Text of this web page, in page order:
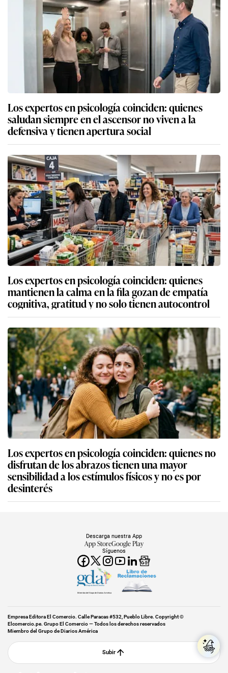
Los expertos en psicología coinciden: quienes
saludan siempre en el ascensor no viven a la
defensiva y tienen apertura social
Los expertos en psicología coinciden: quienes
mantienen la calma en la fila gozan de empatía
cognitiva, gratitud y no solo tienen autocontrol
Los expertos en psicología coinciden: quienes no
disfrutan de los abrazos tienen una mayor
sensibilidad a los estímulos físicos y no es por
desinterés
Síguenos
Descarga nuestra App
App StoreGoogle Play
Miembro del Grupo de Diarios América
Empresa Editora El Comercio. Calle Paracas #532, Pueblo Libre. Copyright ©
Elcomercio.pe. Grupo El Comercio — Todos los derechos reservados
Miembro del Grupo de Diarios América
Subir